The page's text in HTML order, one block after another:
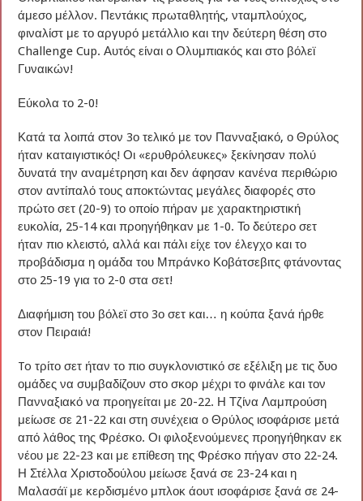
άμεσο μέλλον. Πεντάκις πρωταθλητής, νταμπλούχος,
φιναλίστ με το αργυρό μετάλλιο και την δεύτερη θέση στο
Challenge Cup. Αυτός είναι ο Ολυμπιακός και στο βόλεϊ
Γυναικών!
Εύκολα το 2-0!
Κατά τα λοιπά στον 3ο τελικό με τον Πανναξιακό, ο Θρύλος
ήταν καταιγιστικός! Οι «ερυθρόλευκες» ξεκίνησαν πολύ
δυνατά την αναμέτρηση και δεν άφησαν κανένα περιθώριο
στον αντίπαλό τους αποκτώντας μεγάλες διαφορές στο
πρώτο σετ (20-9) το οποίο πήραν με χαρακτηριστική
ευκολία, 25-14 και προηγήθηκαν με 1-0. Το δεύτερο σετ
ήταν πιο κλειστό, αλλά και πάλι είχε τον έλεγχο και το
προβάδισμα η ομάδα του Μπράνκο Κοβάτσεβιτς φτάνοντας
στο 25-19 για το 2-0 στα σετ!
Διαφήμιση του βόλεϊ στο 3ο σετ και… η κούπα ξανά ήρθε
στον Πειραιά!
To τρίτο σετ ήταν το πιο συγκλονιστικό σε εξέλιξη με τις δυο
ομάδες να συμβαδίζουν στο σκορ μέχρι το φινάλε και τον
Πανναξιακό να προηγείται με 20-22. Η Τζίνα Λαμπρούση
μείωσε σε 21-22 και στη συνέχεια ο Θρύλος ισοφάρισε μετά
από λάθος της Φρέσκο. Οι φιλοξενούμενες προηγήθηκαν εκ
νέου με 22-23 και με επίθεση της Φρέσκο πήγαν στο 22-24.
Η Στέλλα Χριστοδούλου μείωσε ξανά σε 23-24 και η
Μαλασάϊ με κερδισμένο μπλοκ άουτ ισοφάρισε ξανά σε 24-